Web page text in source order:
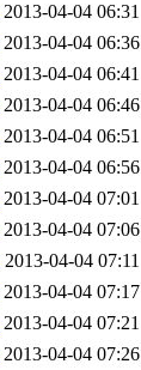
2013-04-04 06:31
2013-04-04 06:36
2013-04-04 06:41
2013-04-04 06:46
2013-04-04 06:51
2013-04-04 06:56
2013-04-04 07:01
2013-04-04 07:06
2013-04-04 07:11
2013-04-04 07:17
2013-04-04 07:21
2013-04-04 07:26